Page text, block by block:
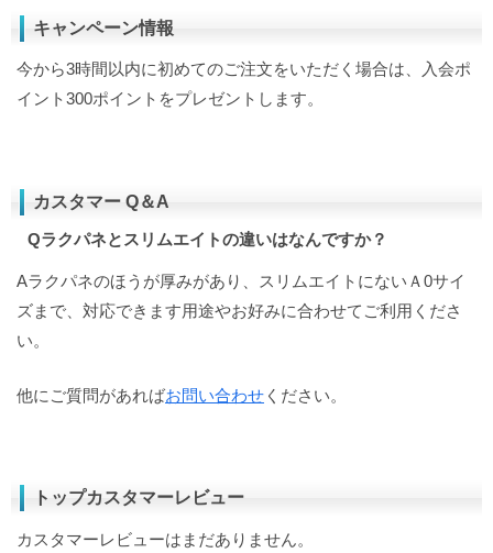
キャンペーン情報
今から3時間以内に初めてのご注文をいただく場合は、入会ポ
イント300ポイントをプレゼントします。
カスタマー Q＆A
Qラクパネとスリムエイトの違いはなんですか？
Aラクパネのほうが厚みがあり、スリムエイトにないＡ0サイ
ズまで、対応できます用途やお好みに合わせてご利用くださ
い。
他にご質問があればお問い合わせ ください。
トップカスタマーレビュー
カスタマーレビューはまだありません。